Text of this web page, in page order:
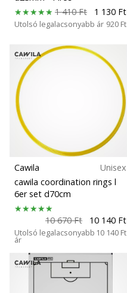
1 410 Ft
1 130 Ft
Utolsó legalacsonyabb ár 920 Ft
Cawila
Unisex
cawila coordination rings l
6er set d70cm
10 670 Ft 10 140 Ft
Utolsó legalacsonyabb
ár
10 140 Ft